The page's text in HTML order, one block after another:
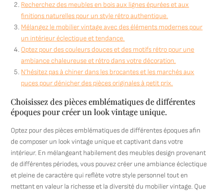
Recherchez des meubles en bois aux lignes épurées et aux
finitions naturelles pour un style rétro authentique.
Mélangez le mobilier vintage avec des éléments modernes pour
un intérieur éclectique et tendance.
Optez pour des couleurs douces et des motifs rétro pour une
ambiance chaleureuse et rétro dans votre décoration.
N’hésitez pas à chiner dans les brocantes et les marchés aux
puces pour dénicher des pièces originales à petit prix.
Choisissez des pièces emblématiques de différentes
époques pour créer un look vintage unique.
Optez pour des pièces emblématiques de différentes époques afin
de composer un look vintage unique et captivant dans votre
intérieur. En mélangeant habilement des meubles design provenant
de différentes périodes, vous pouvez créer une ambiance éclectique
et pleine de caractère qui reflète votre style personnel tout en
mettant en valeur la richesse et la diversité du mobilier vintage. Que